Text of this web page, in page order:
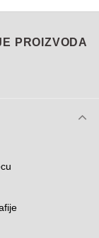
PROIZVODA